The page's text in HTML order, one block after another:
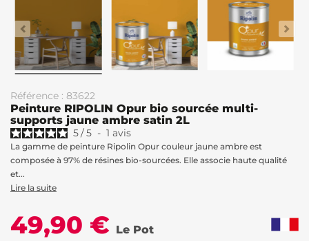
Référence : 83622
Peinture RIPOLIN Opur bio sourcée multi-
supports jaune ambre satin 2L
5/5 - 1 avis
La gamme de peinture Ripolin Opur couleur jaune ambre est
composée à 97% de résines bio-sourcées. Elle associe haute qualité
et...
Lire la suite
49,90 € Le Pot